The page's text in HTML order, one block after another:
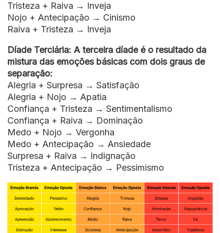
Tristeza + Raiva → Inveja
Nojo + Antecipação → Cinismo
Raiva + Tristeza → Inveja
Díade Terciária: A terceira díade é o resultado da
mistura das emoções básicas com dois graus de
separação:
Alegria + Surpresa → Satisfação
Alegria + Nojo → Apatia
Confiança + Tristeza → Sentimentalismo
Confiança + Raiva → Dominação
Medo + Nojo → Vergonha
Medo + Antecipação → Ansiedade
Surpresa + Raiva → Indignação
Tristeza + Antecipação → Pessimismo